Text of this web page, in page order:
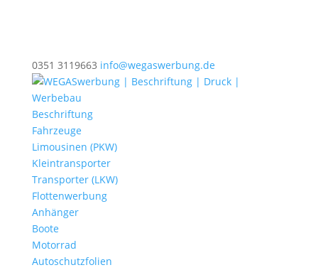
0351 3119663 info@wegaswerbung.de
Beschriftung
Fahrzeuge
Limousinen (PKW)
Kleintransporter
Transporter (LKW)
Flottenwerbung
Anhänger
Boote
Motorrad
Autoschutzfolien